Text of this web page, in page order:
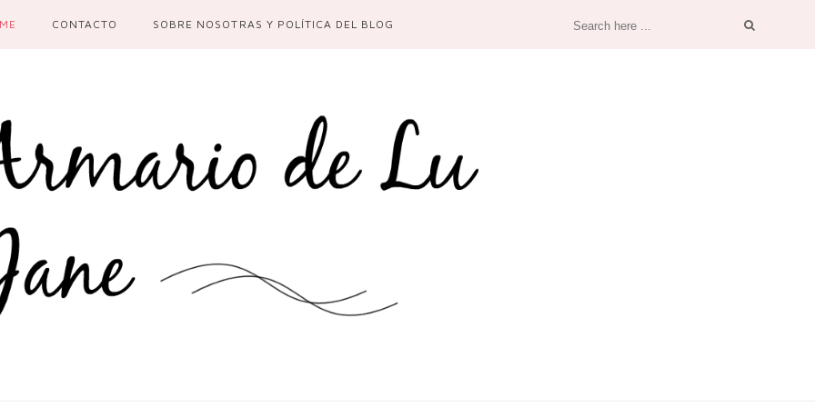
CONTACTO SOBRE NOSOTRAS Y POLÍTICA DEL BLOG